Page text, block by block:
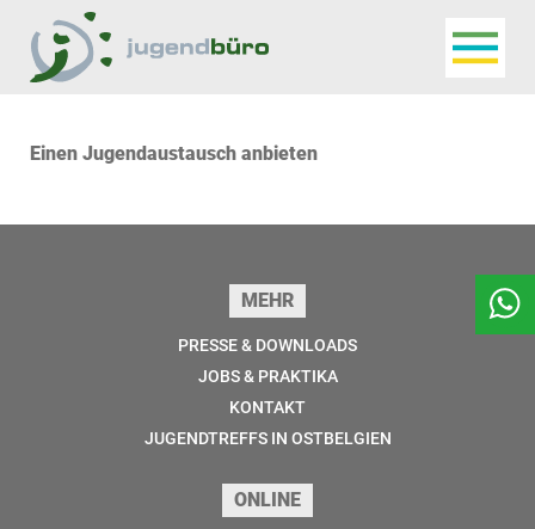
Einen Jugendaustausch anbieten
MEHR
PRESSE & DOWNLOADS
JOBS & PRAKTIKA
KONTAKT
JUGENDTREFFS IN OSTBELGIEN
ONLINE